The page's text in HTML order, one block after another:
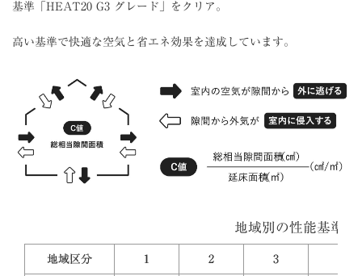
基準「HEAT20 G3 グレード」をクリア。
高い基準で快適な空気と省エネ効果を達成しています。
地域別の性能基準表
地域区分 1 2 3